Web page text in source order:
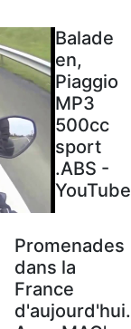
Balade
en,
Piaggio
MP3
500cc
sport
.ABS -
YouTube
Promenades
dans la
France
d'aujourd'hui.